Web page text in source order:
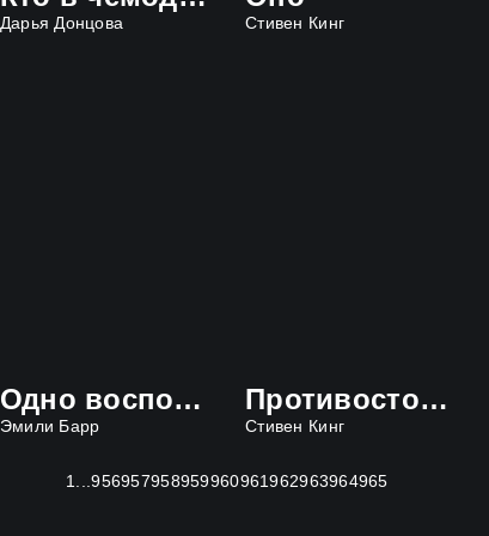
Дарья Донцова Стивен Кинг
Одно воспоминание Флоры Бэнкс
Эмили Барр
Противостояние
Стивен Кинг
1 ...956957958959960961962963964965